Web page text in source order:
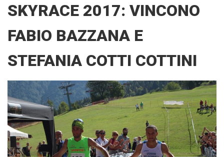
SKYRACE 2017: VINCONO
FABIO BAZZANA E
STEFANIA COTTI COTTINI